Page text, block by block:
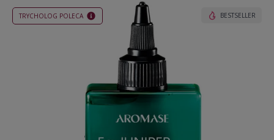
TRYCHOLOG POLECA BESTSELLER